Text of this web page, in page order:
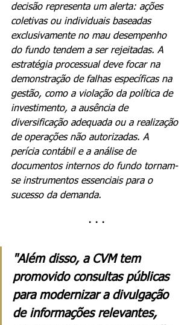
decisão representa um alerta: ações
coletivas ou individuais baseadas
exclusivamente no mau desempenho
do fundo tendem a ser rejeitadas. A
estratégia processual deve focar na
demonstração de falhas específicas na
gestão, como a violação da política de
investimento, a ausência de
diversificação adequada ou a realização
de operações não autorizadas. A
perícia contábil e a análise de
documentos internos do fundo tornam-
se instrumentos essenciais para o
sucesso da demanda.
· · ·
"Além disso, a CVM tem
promovido consultas públicas
para modernizar a divulgação
de informações relevantes,